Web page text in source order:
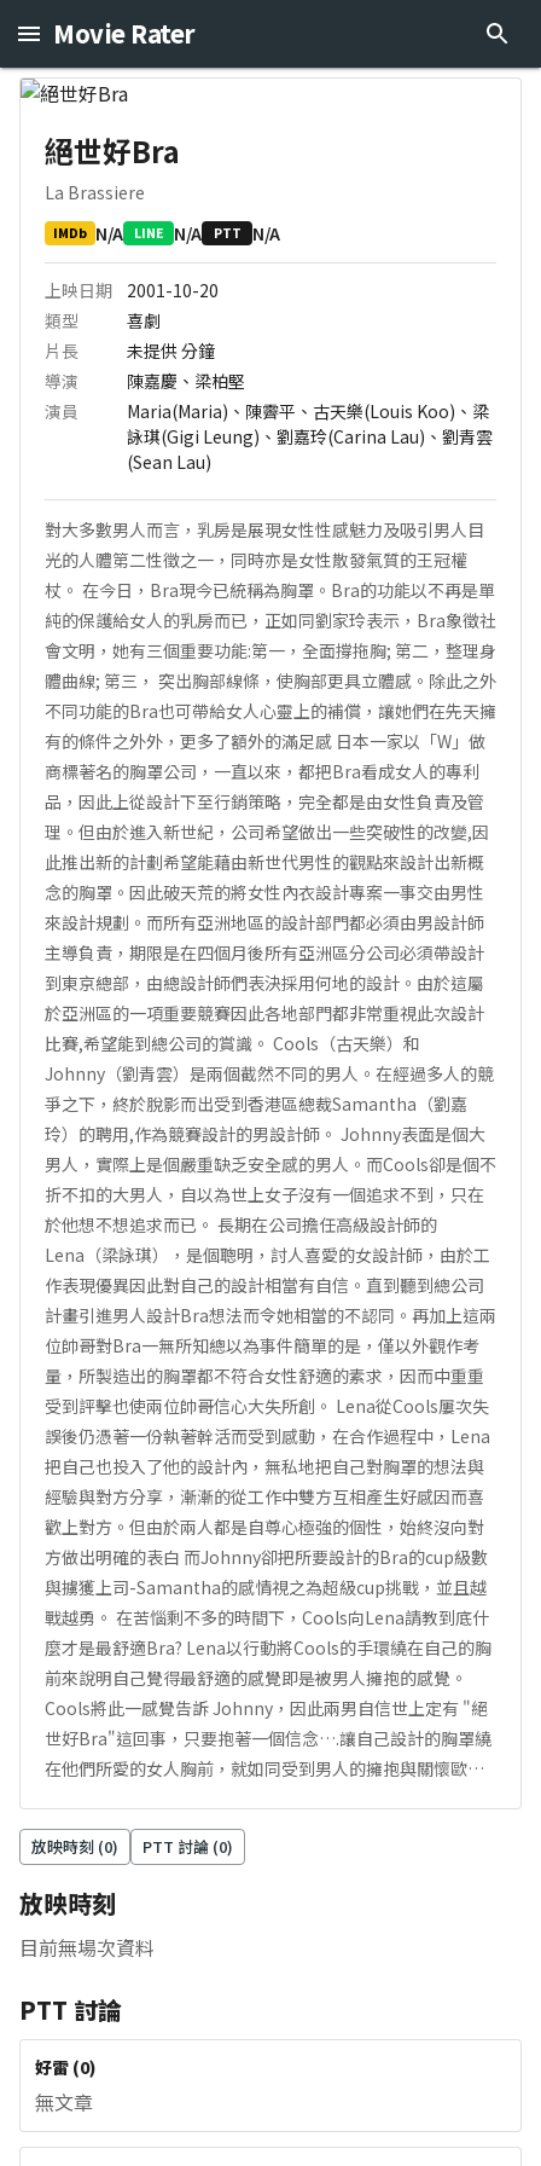
Movie Rater
絕世好Bra
La Brassiere
IMDb N/A LINE N/A PTT N/A
上映日期
2001-10-20
類型
喜劇
片長
未提供分鐘
導演
陳嘉慶、梁柏堅
演員
Maria(Maria)、陳霽平、古天樂(Louis Koo)、梁
詠琪(Gigi Leung)、劉嘉玲(Carina Lau)、劉青雲
(Sean Lau)
對大多數男人而言，乳房是展現女性性感魅力及吸引男人目
光的人體第二性徵之一，同時亦是女性散發氣質的王冠權
杖。 在今日，Bra現今已統稱為胸罩。Bra的功能以不再是單
純的保護給女人的乳房而已，正如同劉家玲表示，Bra象徵社
會文明，她有三個重要功能:第一，全面撐拖胸; 第二，整理身
體曲線; 第三， 突出胸部線條，使胸部更具立體感。除此之外
不同功能的Bra也可帶給女人心靈上的補償，讓她們在先天擁
有的條件之外外，更多了額外的滿足感 日本一家以「W」做
商標著名的胸罩公司，一直以來，都把Bra看成女人的專利
品，因此上從設計下至行銷策略，完全都是由女性負責及管
理。但由於進入新世紀，公司希望做出一些突破性的改變,因
此推出新的計劃希望能藉由新世代男性的觀點來設計出新概
念的胸罩。因此破天荒的將女性內衣設計專案一事交由男性
來設計規劃。而所有亞洲地區的設計部門都必須由男設計師
主導負責，期限是在四個月後所有亞洲區分公司必須帶設計
到東京總部，由總設計師們表決採用何地的設計。由於這屬
於亞洲區的一項重要競賽因此各地部門都非常重視此次設計
比賽,希望能到總公司的賞識。 Cools（古天樂）和
Johnny（劉青雲）是兩個截然不同的男人。在經過多人的競
爭之下，終於脫影而出受到香港區總裁Samantha（劉嘉
玲）的聘用,作為競賽設計的男設計師。 Johnny表面是個大
男人，實際上是個嚴重缺乏安全感的男人。而Cools卻是個不
折不扣的大男人，自以為世上女子沒有一個追求不到，只在
於他想不想追求而已。 長期在公司擔任高級設計師的
Lena（梁詠琪），是個聰明，討人喜愛的女設計師，由於工
作表現優異因此對自己的設計相當有自信。直到聽到總公司
計畫引進男人設計Bra想法而令她相當的不認同。再加上這兩
位帥哥對Bra一無所知總以為事件簡單的是，僅以外觀作考
量，所製造出的胸罩都不符合女性舒適的素求，因而中重重
受到評擊也使兩位帥哥信心大失所創。 Lena從Cools屢次失
誤後仍憑著一份執著幹活而受到感動，在合作過程中，Lena
把自己也投入了他的設計內，無私地把自己對胸罩的想法與
經驗與對方分享，漸漸的從工作中雙方互相產生好感因而喜
歡上對方。但由於兩人都是自尊心極強的個性，始終沒向對
方做出明確的表白 而Johnny卻把所要設計的Bra的cup級數
與擄獲上司-Samantha的感情視之為超級cup挑戰，並且越
戰越勇。 在苦惱剩不多的時間下，Cools向Lena請教到底什
麼才是最舒適Bra? Lena以行動將Cools的手環繞在自己的胸
前來說明自己覺得最舒適的感覺即是被男人擁抱的感覺。
Cools將此一感覺告訴 Johnny，因此兩男自信世上定有 "絕
世好Bra"這回事，只要抱著一個信念….讓自己設計的胸罩繞
在他們所愛的女人胸前，就如同受到男人的擁抱與關懷歐…
放映時刻 (0) PTT 討論 (0)
放映時刻
目前無場次資料
PTT 討論
好雷 (0)
無文章